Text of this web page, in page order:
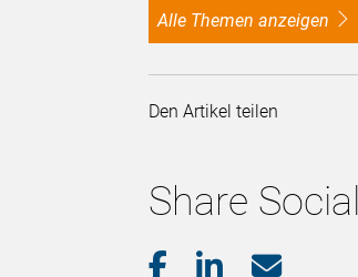
alle Themen anzeigen
Den Artikel teilen
Share